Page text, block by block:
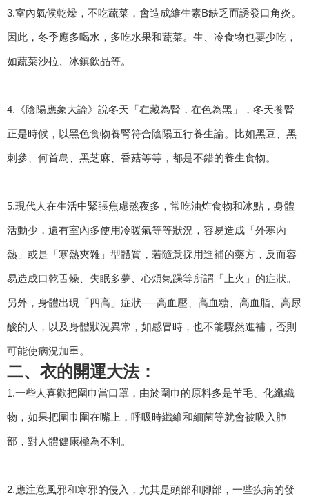
3.室內氣候乾燥，不吃蔬菜，會造成維生素B缺乏而誘發口角炎。
因此，冬季應多喝水，多吃水果和蔬菜。生、冷食物也要少吃，
如蔬菜沙拉、冰鎮飲品等。
4.《陰陽應象大論》說冬天「在藏為腎，在色為黑」，冬天養腎
正是時候，以黑色食物養腎符合陰陽五行養生論。比如黑豆、黑
刺參、何首烏、黑芝麻、香菇等等，都是不錯的養生食物。
5.現代人在生活中緊張焦慮熬夜多，常吃油炸食物和冰點，身體
活動少，還有室內多使用冷暖氣等等狀況，容易造成「外寒內
熱」或是「寒熱夾雜」型體質，若隨意採用進補的藥方，反而容
易造成口乾舌燥、失眠多夢、心煩氣躁等所謂「上火」的症狀。
另外，身體出現「四高」症狀──高血壓、高血糖、高血脂、高尿
酸的人，以及身體狀況異常，如感冒時，也不能驟然進補，否則
可能使病況加重。
二、衣的開運大法：
1.一些人喜歡把圍巾當口罩，由於圍巾的原料多是羊毛、化纖織
物，如果把圍巾圍在嘴上，呼吸時纖維和細菌等就會被吸入肺
部，對人體健康極為不利。
2.應注意風邪和寒邪的侵入，尤其是頭部和腳部，一些疾病的發